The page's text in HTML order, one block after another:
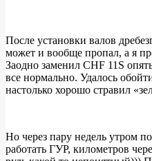
После установки валов
может и вообще пропал, а я
Заодно заменил CHF 11S
все нормально. Удалось
настолько хорошо стравил
Но через пару недель утром
работать ГУР, километров